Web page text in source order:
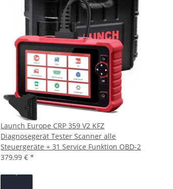
Launch Europe CRP 359 V2 KFZ
Diagnosegerät Tester Scanner alle
Steuergeräte + 31 Service Funktion OBD-2
379,99 €*